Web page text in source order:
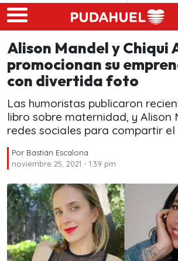
Skip to main content
Alison Mandel y Chiqui
promocionan su
con divertida foto
Las humoristas publicaron
libro sobre maternidad, y Alison
redes sociales para compartir
Por Bastián Escalona
noviembre 25, 2021 - 1:39 pm